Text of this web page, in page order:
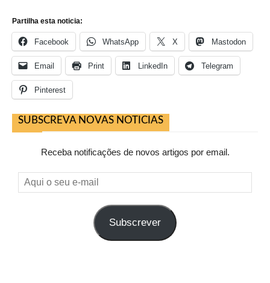
Partilha esta noticia:
Facebook WhatsApp X Mastodon
Email Print LinkedIn Telegram
Pinterest
SUBSCREVA NOVAS NOTICIAS
Receba notificações de novos artigos por email.
Aqui
o
Subscrever